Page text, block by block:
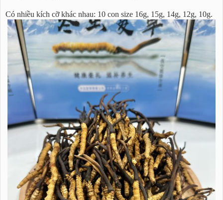
Có nhiều kích cỡ khác nhau: 10 con size 16g, 15g, 14g, 12g, 10g.